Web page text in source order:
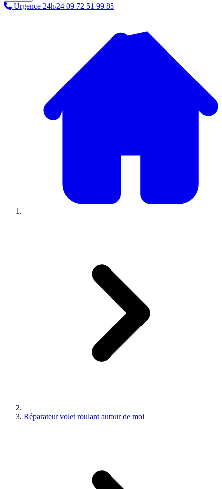
Urgence 24h/24 09 72 51 99 85
Réparateur volet roulant autour de moi